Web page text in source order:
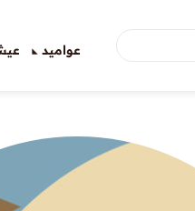
عواميد